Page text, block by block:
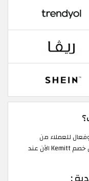
للعملاء من
السعودية خلال أغسطس 2026. أدخل كوبون خصم Kemitt الآن عند